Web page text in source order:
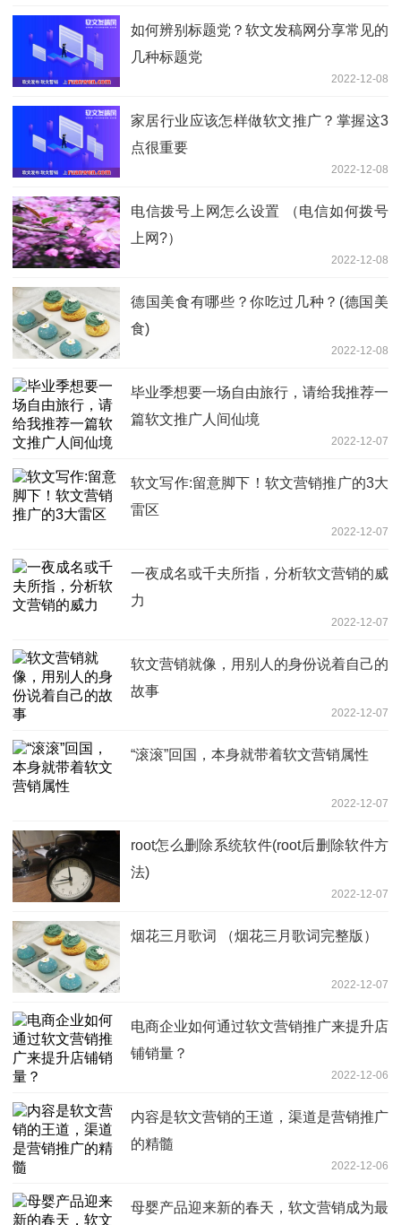
如何辨别标题党？软文发稿网分享常见的
几种标题党
2022-12-08
家居行业应该怎样做软文推广？掌握这3
点很重要
2022-12-08
电信拨号上网怎么设置 （电信如何拨号
上网?）
2022-12-08
德国美食有哪些？你吃过几种？(德国美
食)
2022-12-08
毕业季想要一场自由旅行，请给我推荐一
篇软文推广人间仙境
2022-12-07
软文写作:留意脚下！软文营销推广的3大
雷区
2022-12-07
一夜成名或千夫所指，分析软文营销的威
力
2022-12-07
软文营销就像，用别人的身份说着自己的
故事
2022-12-07
“滚滚”回国，本身就带着软文营销属性
2022-12-07
root怎么删除系统软件(root后删除软件方
法)
2022-12-07
烟花三月歌词 （烟花三月歌词完整版）
2022-12-07
电商企业如何通过软文营销推广来提升店
铺销量？
2022-12-06
内容是软文营销的王道，渠道是营销推广
的精髓
2022-12-06
母婴产品迎来新的春天，软文营销成为最